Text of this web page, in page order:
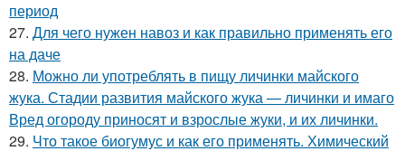
период
27. Для чего нужен навоз и как правильно применять его
на даче
28. Можно ли употреблять в пищу личинки майского
жука. Стадии развития майского жука — личинки и имаго
Вред огороду приносят и взрослые жуки, и их личинки.
29. Что такое биогумус и как его применять. Химический